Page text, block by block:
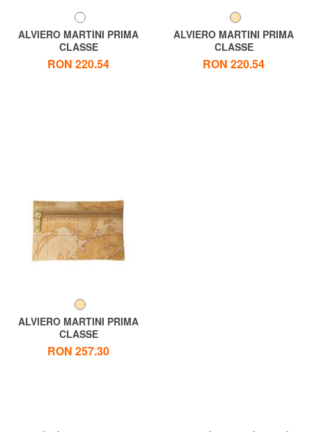
ALVIERO MARTINI PRIMA
CLASSE
GEO CLASSIC Geanta
cosmetica cu fermoar
RON 220.54
ALVIERO MARTINI PRIMA
CLASSE
GEO CLASSIC Geanta
necesara
RON 220.54
ALVIERO MARTINI PRIMA
CLASSE
GEO CLASSIC Geantă plată
pentru cosmetice
RON 257.30